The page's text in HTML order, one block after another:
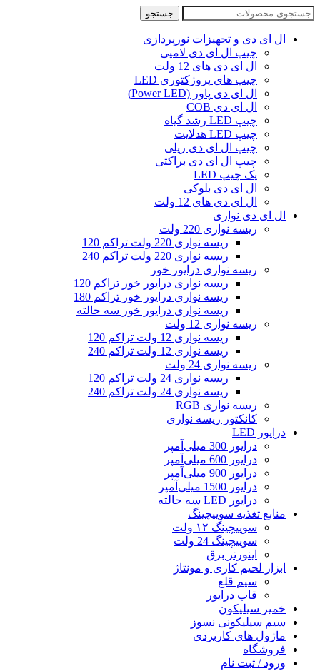
جستجو
ال‌ ای‌ دی و تجهیزات نورپردازی
چیپ ال ای دی لامپی
ال ای دی‌ های 12 ولت
چیپ‌ های پروژکتوری LED
ال ای دی پاور (Power LED)
ال ای دی COB
چیپ‌ LED رشد گیاه
چیپ‌ LED هدلایت
چیپ ال ای دی ریلی
چیپ ال ای دی براکتی
پک چیپ LED
ال ای دی بلوکی
ال ای دی‌ های 12 ولت
ال ای دی‌ نواری
ریسه نواری 220 ولت
ریسه نواری 220 ولت تراکم 120
ریسه نواری 220 ولت تراکم 240
ریسه نواری درایور خور
ریسه نواری درایور خور تراکم 120
ریسه نواری درایور خور تراکم 180
ریسه نواری درایور خور سه حالته
ریسه نواری 12 ولت
ریسه نواری 12 ولت تراکم 120
ریسه نواری 12 ولت تراکم 240
ریسه نواری 24 ولت
ریسه نواری 24 ولت تراکم 120
ریسه نواری 24 ولت تراکم 240
ریسه نواری RGB
کانکتور ریسه نواری
درایور LED
درایور 300 میلی‌آمپر
درایور 600 میلی‌آمپر
درایور 900 میلی‌آمپر
درایور 1500 میلی‌آمپر
درایور LED سه حالته
منابع تغذیه سوییچینگ
سوییچینگ ۱۲ ولت
سوییچینگ 24 ولت
اینورتر برق
ابزار لحیم کاری و مونتاژ
سیم قلع
قاب درایور
خمیر سیلیکون
سیم سیلیکونی نسوز
ماژول های کاربردی
فروشگاه
ورود / ثبت نام